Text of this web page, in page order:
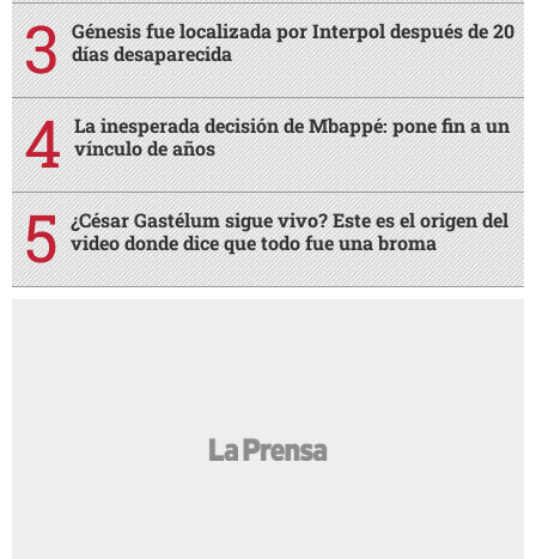
Génesis fue localizada por Interpol después de 20
días desaparecida
La inesperada decisión de Mbappé: pone fin a un
vínculo de años
¿César Gastélum sigue vivo? Este es el origen del
video donde dice que todo fue una broma